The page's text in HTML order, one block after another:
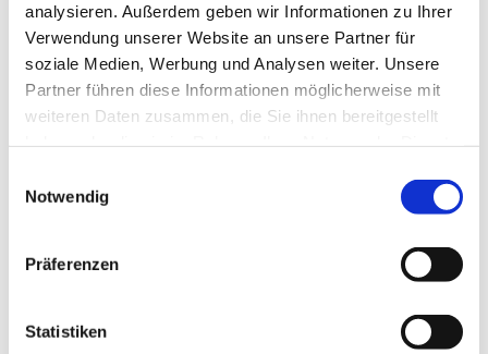
analysieren. Außerdem geben wir Informationen zu Ihrer
Verwendung unserer Website an unsere Partner für
soziale Medien, Werbung und Analysen weiter. Unsere
Partner führen diese Informationen möglicherweise mit
weiteren Daten zusammen, die Sie ihnen bereitgestellt
Notwendig
Präferenzen
Statistiken
Dies könnte Sie auch